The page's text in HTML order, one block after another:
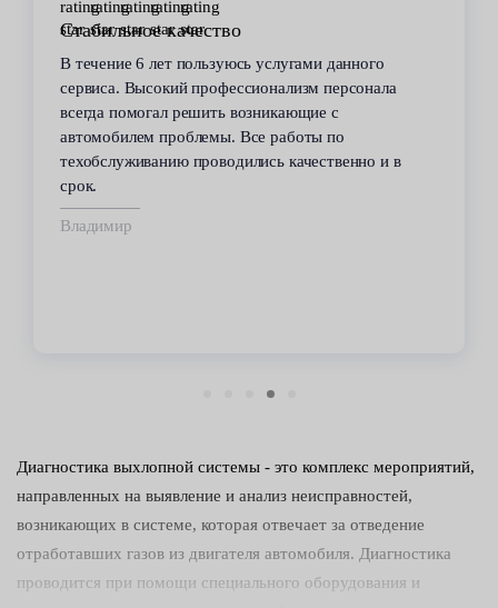
Стабильное качество
В течение 6 лет пользуюсь услугами данного
сервиса. Высокий профессионализм персонала
всегда помогал решить возникающие с
автомобилем проблемы. Все работы по
техобслуживанию проводились качественно и в
срок.
Владимир
Диагностика выхлопной системы - это комплекс мероприятий,
направленных на выявление и анализ неисправностей,
возникающих в системе, которая отвечает за отведение
отработавших газов из двигателя автомобиля. Диагностика
проводится при помощи специального оборудования и